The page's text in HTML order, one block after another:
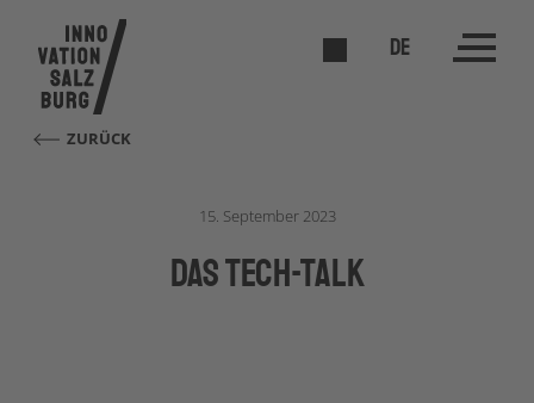
DE
ZURÜCK
15. September 2023
DAS Tech-Talk